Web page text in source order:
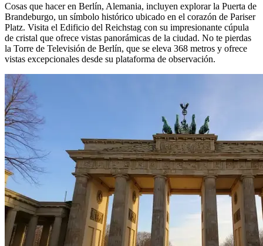
Cosas que hacer en Berlín, Alemania, incluyen explorar la Puerta de
Brandeburgo, un símbolo histórico ubicado en el corazón de Pariser
Platz. Visita el Edificio del Reichstag con su impresionante cúpula
de cristal que ofrece vistas panorámicas de la ciudad. No te pierdas
la Torre de Televisión de Berlín, que se eleva 368 metros y ofrece
vistas excepcionales desde su plataforma de observación.